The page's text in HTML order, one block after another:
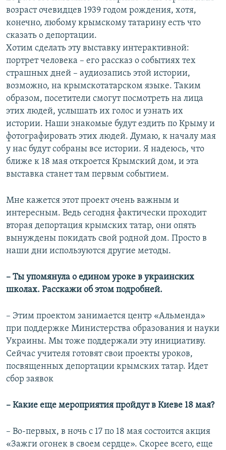
возраст очевидцев 1939 годом рождения, хотя,
конечно, любому крымскому татарину есть что
сказать о депортации.
Хотим сделать эту выставку интерактивной:
портрет человека – его рассказ о событиях тех
страшных дней – аудиозапись этой истории,
возможно, на крымскотатарском языке. Таким
образом, посетители смогут посмотреть на лица
этих людей, услышать их голос и узнать их
истории. Наши знакомые будут ездить по Крыму и
фотографировать этих людей. Думаю, к началу мая
у нас будут собраны все истории. Я надеюсь, что
ближе к 18 мая откроется Крымский дом, и эта
выставка станет там первым событием.
Мне кажется этот проект очень важным и
интересным. Ведь сегодня фактически проходит
вторая депортация крымских татар, они опять
вынуждены покидать свой родной дом. Просто в
наши дни используются другие методы.
– Ты упомянула о едином уроке в украинских
школах. Расскажи об этом подробней.
– Этим проектом занимается центр «Альменда»
при поддержке Министерства образования и науки
Украины. Мы тоже поддержали эту инициативу.
Сейчас учителя готовят свои проекты уроков,
посвященных депортации крымских татар. Идет
сбор заявок
– Какие еще мероприятия пройдут в Киеве 18 мая?
– Во-первых, в ночь с 17 по 18 мая состоится акция
«Зажги огонек в своем сердце». Скорее всего, еще